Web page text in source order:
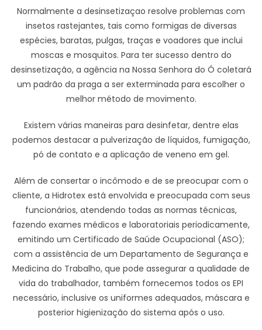
Normalmente a desinsetizaçao resolve problemas com
insetos rastejantes, tais como formigas de diversas
espécies, baratas, pulgas, traças e voadores que inclui
moscas e mosquitos. Para ter sucesso dentro do
desinsetização, a agência na Nossa Senhora do Ó coletará
um padrão da praga a ser exterminada para escolher o
melhor método de movimento.
Existem várias maneiras para desinfetar, dentre elas
podemos destacar a pulverização de líquidos, fumigação,
pó de contato e a aplicação de veneno em gel.
Além de consertar o incômodo e de se preocupar com o
cliente, a Hidrotex está envolvida e preocupada com seus
funcionários, atendendo todas as normas técnicas,
fazendo exames médicos e laboratoriais periodicamente,
emitindo um Certificado de Saúde Ocupacional (ASO);
com a assistência de um Departamento de Segurança e
Medicina do Trabalho, que pode assegurar a qualidade de
vida do trabalhador, também fornecemos todos os EPI
necessário, inclusive os uniformes adequados, máscara e
posterior higienização do sistema após o uso.